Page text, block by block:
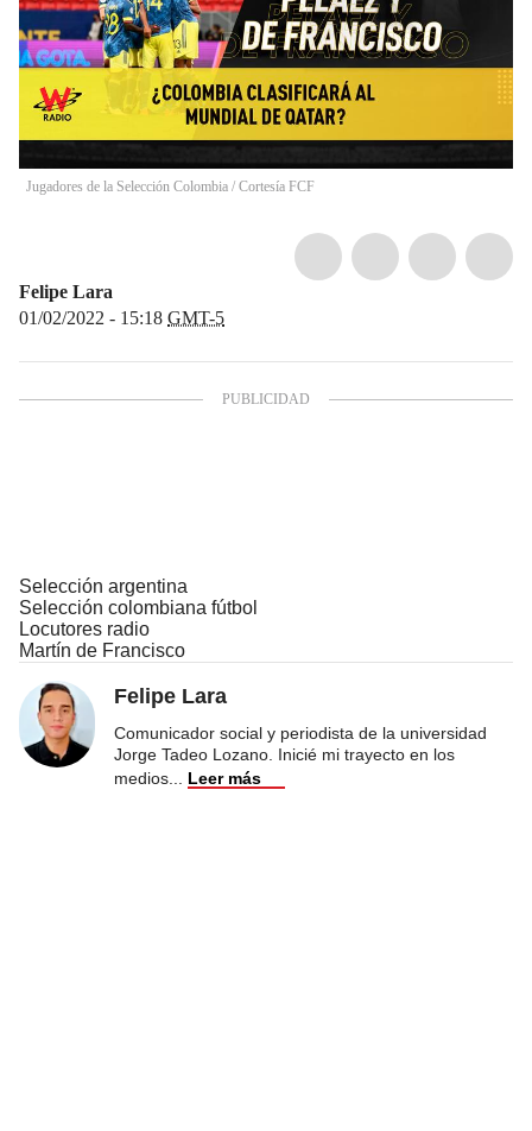
Jugadores de la Selección Colombia / Cortesía FCF
Felipe Lara
01/02/2022 - 15:18 GMT-5
Selección argentina
Selección colombiana fútbol
Locutores radio
Martín de Francisco
Felipe Lara
Comunicador social y periodista de la universidad
Jorge Tadeo Lozano. Inicié mi trayecto en los
medios
Leer más